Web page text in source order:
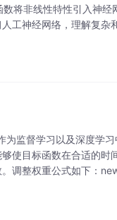
将非线性特性引入神
工神经网络，理解复杂
监督学习以及深度学
使目标函数在合适的时
调整权重公式如下：